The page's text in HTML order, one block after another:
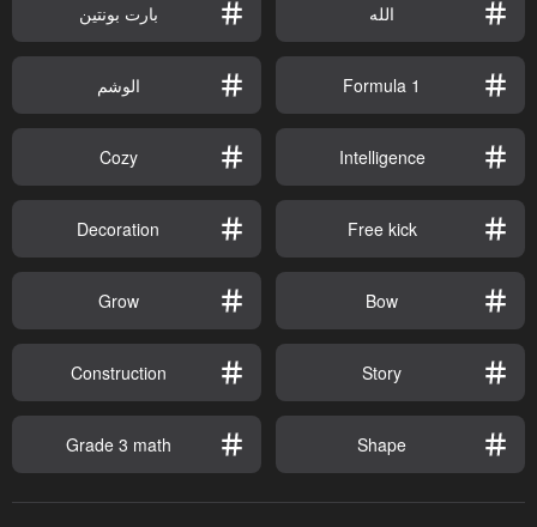
الله بارت بونتين
Formula 1 الوشم
Intelligence
Cozy
Free kick
Decoration
Bow
Grow
Story
Construction
Shape
Grade 3 math